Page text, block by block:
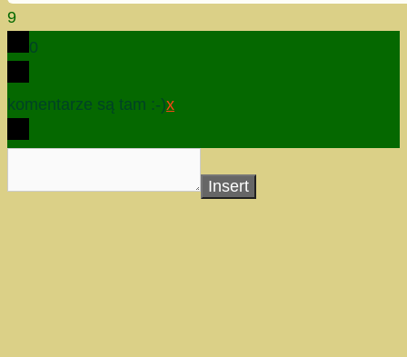
9
0
komentarze są tam :-)x
Insert